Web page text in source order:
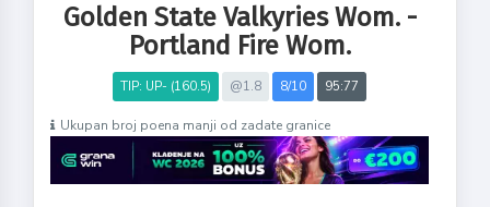
Golden State Valkyries Wom. -
Portland Fire Wom.
TIP: UP- (160.5) @1.8 8/10 95:77
Ukupan broj poena manji od zadate granice